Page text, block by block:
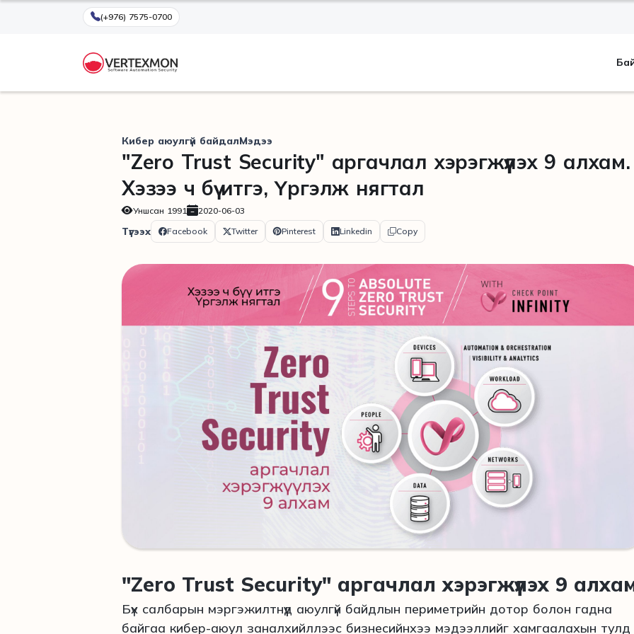
(+976) 7575-0700
Кибер аюулгүй байдалМэдээ
"Zero Trust Security" аргачлал хэрэгжүүлэх 9 алхам.
Хэзээ ч бүү итгэ, Үргэлж нягтал
Уншсан 1991 2020-06-03
Түгээх Facebook Twitter Pinterest Linkedin Copy
"Zero Trust Security" аргачлал хэрэгжүүлэх 9
Бүх салбарын мэргэжилтнүүд аюулгүй байдлын периметрийн дотор болон гадна
байгаа кибер-аюул заналхийллээс бизнесийнхээ мэдээллийг хамгаалахын тулд